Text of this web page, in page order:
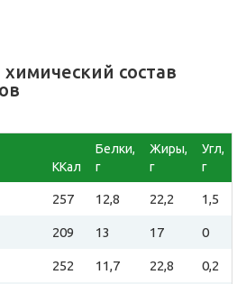
состав
ККал
Белки,
г
Жиры,
г
Угл,
г
257 12,8 22,2 1,5
209 13 17 0
252 11,7 22,8 0,2